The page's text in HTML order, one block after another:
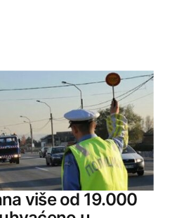
više od 19.000